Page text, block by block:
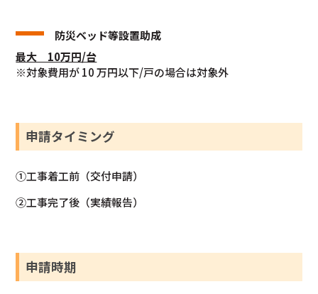
防災ベッド等設置助成
最大 10万円/台
※対象費用が 10 万円以下/戸の場合は対象外
申請タイミング
①工事着工前（交付申請）
②工事完了後（実績報告）
申請時期